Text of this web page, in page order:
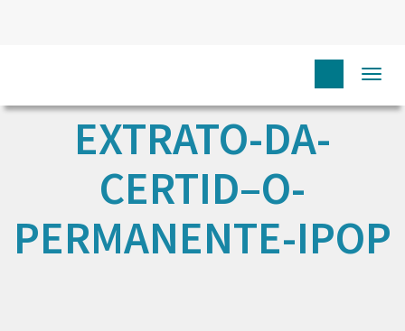
EXTRATO-DA-
CERTID–O-
PERMANENTE-IPOP